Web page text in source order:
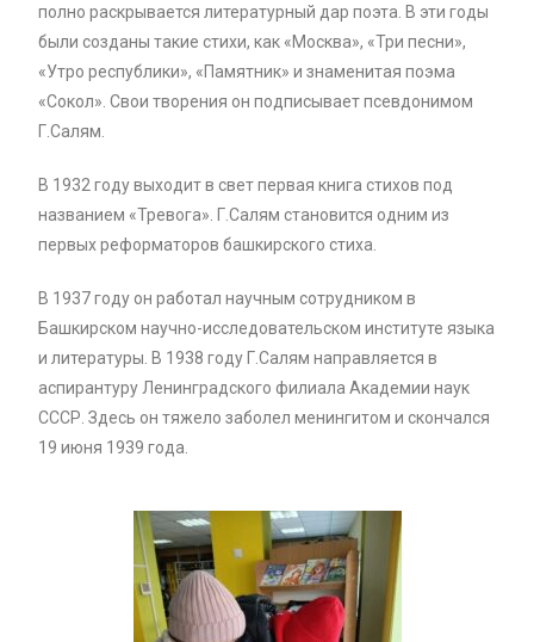
полно раскрывается литературный дар поэта. В эти годы
были созданы такие стихи, как «Москва», «Три песни»,
«Утро республики», «Памятник» и знаменитая поэма
«Сокол». Свои творения он подписывает псевдонимом
Г.Салям.
В 1932 году выходит в свет первая книга стихов под
названием «Тревога». Г.Салям становится одним из
первых реформаторов башкирского стиха.
В 1937 году он работал научным сотрудником в
Башкирском научно-исследовательском институте языка
и литературы. В 1938 году Г.Салям направляется в
аспирантуру Ленинградского филиала Академии наук
СССР. Здесь он тяжело заболел менингитом и скончался
19 июня 1939 года.